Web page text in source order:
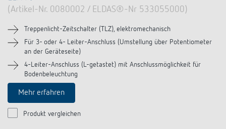
(Artikel-Nr. 0080002 / ELDAS®-Nr 533055000)
Treppenlicht-Zeitschalter (TLZ), elektromechanisch
Für 3- oder 4- Leiter-Anschluss (Umstellung über Potentiometer
an der Geräteseite)
4-Leiter-Anschluss (L-getastet) mit Anschlussmöglichkeit für
Bodenbeleuchtung
Mehr erfahren
Produkt vergleichen